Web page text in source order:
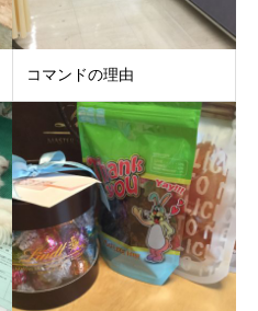
コマンドの理由